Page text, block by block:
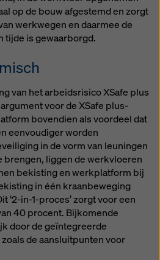
op de bouw afgestemd en zorgt
werkwegen en daarmee de
tijde is gewaarborgd.
van het arbeidsrisico XSafe plus
voor de XSafe plus-
bovendien als voordeel dat
eenvoudiger worden
in de vorm van leuningen
brengen, liggen de werkvloeren
bekisting en werkplatform bij
in één kraanbeweging
‘2-in-1-proces’ zorgt voor een
40 procent. Bijkomende
door de geïntegreerde
de aansluitpunten voor